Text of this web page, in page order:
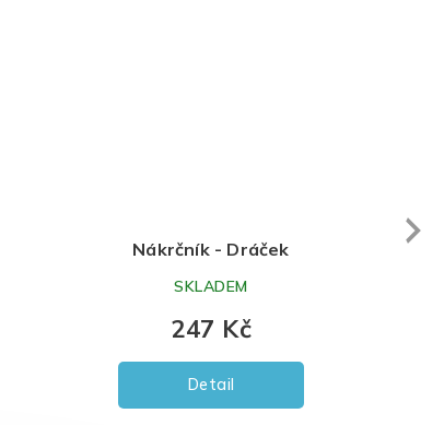
Nákrčník - Dráček
247 Kč
Detail
SKLADEM
Next